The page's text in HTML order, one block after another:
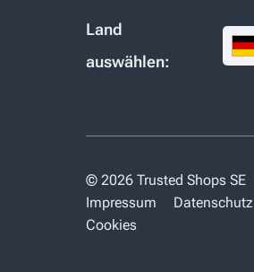
Land
auswählen:
© 2026 Trusted Shops SE
Impressum
Datenschutz
Cookies